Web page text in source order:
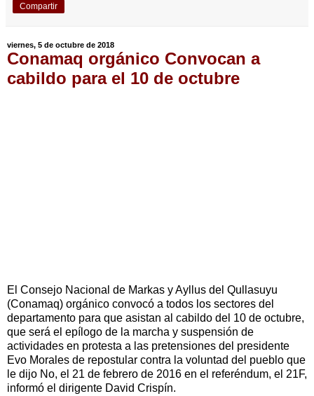
Compartir
viernes, 5 de octubre de 2018
Conamaq orgánico Convocan a
cabildo para el 10 de octubre
El Consejo Nacional de Markas y Ayllus del Qullasuyu
(Conamaq) orgánico convocó a todos los sectores del
departamento para que asistan al cabildo del 10 de octubre,
que será el epílogo de la marcha y suspensión de
actividades en protesta a las pretensiones del presidente
Evo Morales de repostular contra la voluntad del pueblo que
le dijo No, el 21 de febrero de 2016 en el referéndum, el 21F,
informó el dirigente David Crispín.